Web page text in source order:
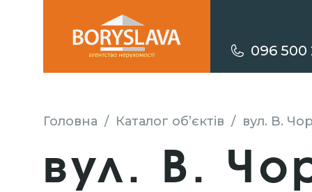
096 500
Головна / Каталог об’єктів / вул. В.
вул. В.